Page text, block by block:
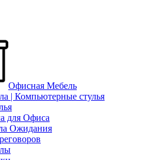
Офисная Мебель
| Компьютерные стулья
для Офиса
Ожидания